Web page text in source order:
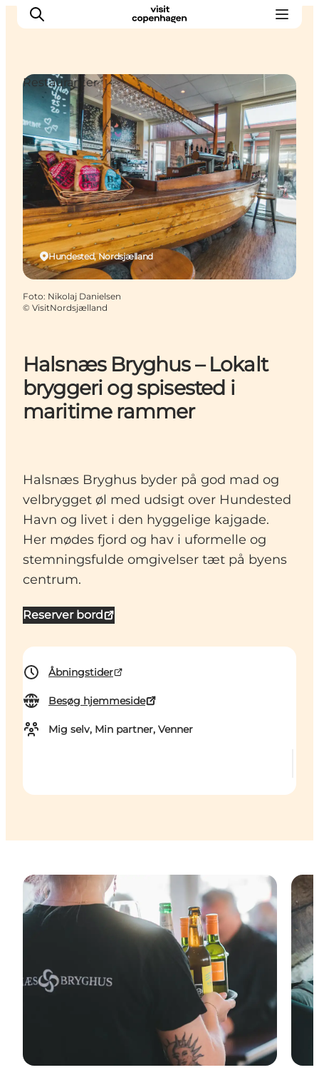
This is Copenhagen
Aktiviteter
Spis & drik
Områder
Planlæg din tur
CopenPay
Copenhagen Card
Halsnæs Bryghus – Lokalt
bryggeri og spisested i
maritime rammer
Halsnæs Bryghus byder på god mad og
velbrygget øl med udsigt over Hundested
Havn og livet i den hyggelige kajgade.
Her mødes fjord og hav i uformelle og
stemningsfulde omgivelser tæt på byens
centrum.
Reserver bord
Åbningstider
Besøg hjemmeside
Mig selv, Min partner, Venner
Hundested, Nordsjælland
Restauranter
Foto: Nikolaj Danielsen
© VisitNordsjælland